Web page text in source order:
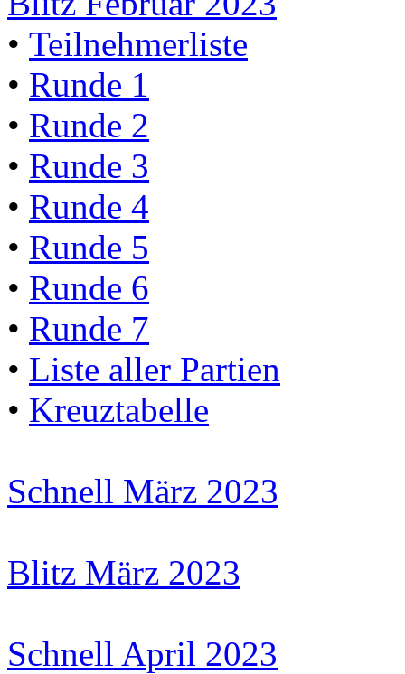
• Teilnehmerliste
• Runde 1
• Runde 2
• Runde 3
• Runde 4
• Runde 5
• Runde 6
• Runde 7
• Liste aller Partien
• Kreuztabelle
Schnell März 2023
Blitz März 2023
Schnell April 2023